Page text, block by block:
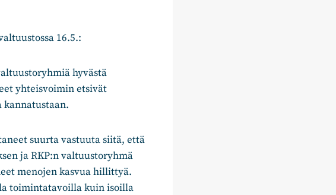
16.5.:
hyvästä
yhteisvoimin etsivät
kannatustaan.
suurta vastuuta siitä, että
ja RKP:n valtuustoryhmä
menojen kasvua hillittyä.
toimintatavoilla kuin isoilla